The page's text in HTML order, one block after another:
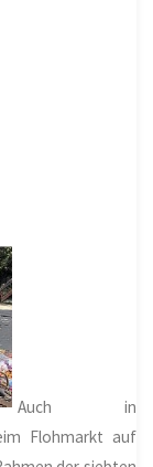
Auch in
Flohmarkt auf